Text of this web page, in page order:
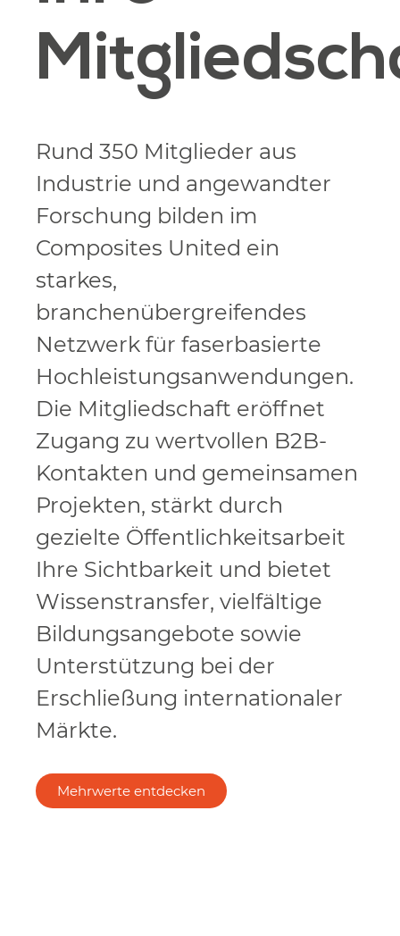
Rund 350 Mitglieder aus
Industrie und angewandter
Forschung bilden im
Composites United ein
starkes,
branchenübergreifendes
Netzwerk für faserbasierte
Hochleistungsanwendungen.
Die Mitgliedschaft eröffnet
Zugang zu wertvollen B2B-
Kontakten und gemeinsamen
Projekten, stärkt durch
gezielte Öffentlichkeitsarbeit
Ihre Sichtbarkeit und bietet
Wissenstransfer, vielfältige
Bildungsangebote sowie
Unterstützung bei der
Erschließung internationaler
Märkte.
Mehrwerte entdecken